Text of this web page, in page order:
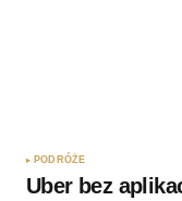
PODRÓŻE
Uber bez